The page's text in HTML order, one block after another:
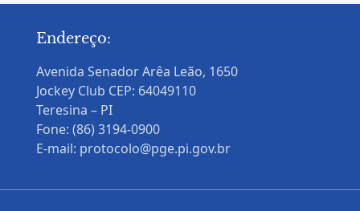
Endereço:
Avenida Senador Arêa Leão, 1650
Jockey Club CEP: 64049110
Teresina – PI
Fone: (86) 3194-0900
E-mail: protocolo@pge.pi.gov.br